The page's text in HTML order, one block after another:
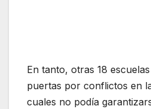
En tanto, otras 18
puertas por conflictos en
cuales no podía